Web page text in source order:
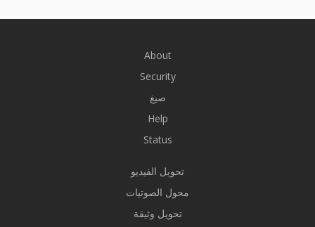
About
Security
صيغ
Help
Status
تحويل الفيديو
محول الصوتيات
تحويل وثيقة